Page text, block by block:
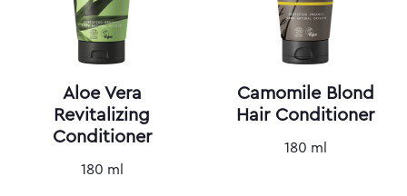
Aloe Vera
Revitalizing
Conditioner
180 ml
Camomile Blond
Hair Conditioner
180 ml